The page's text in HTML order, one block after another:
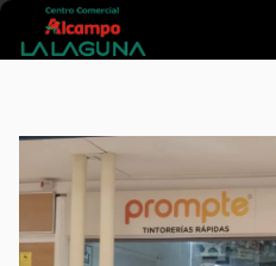
Ir al contenido principal